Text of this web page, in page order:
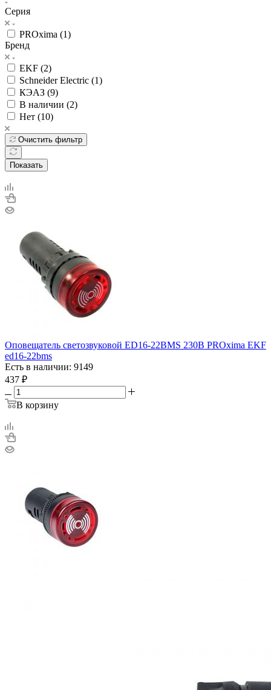
Серия
PROxima (1)
Бренд
EKF (2)
Schneider Electric (1)
КЭАЗ (9)
В наличии (2)
Нет (10)
Очистить фильтр
Показать
Оповещатель светозвуковой ED16-22BMS 230В PROxima EKF
ed16-22bms
Есть в наличии: 9149
437 ₽
В корзину